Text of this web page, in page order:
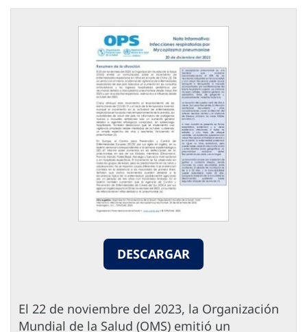
DESCARGAR
El 22 de noviembre del 2023, la Organización
Mundial de la Salud (OMS) emitió un